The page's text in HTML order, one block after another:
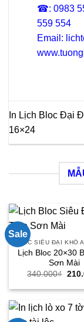
☎: 0983
559 554
Email:
In Lịch Bloc Đại
16×24
Sale
BLOC SIÊU ĐẠI KHỔ
Lịch Bloc 20×30
Sơn Mài
340.000₫ Giá
là: